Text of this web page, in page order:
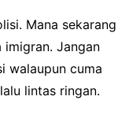
Mana sekarang
imigran. Jangan
walaupun cuma
lintas ringan.